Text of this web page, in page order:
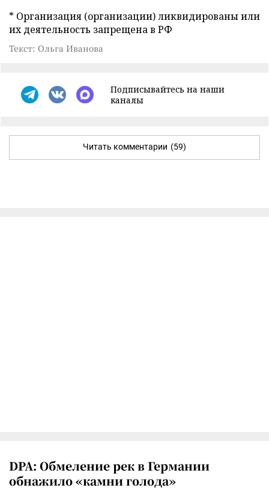
* Организация (организации) ликвидированы или
их деятельность запрещена в РФ
Текст: Ольга Иванова
Подписывайтесь на наши
каналы
Читать комментарии (59)
DPA: Обмеление рек в Германии
обнажило «камни голода»